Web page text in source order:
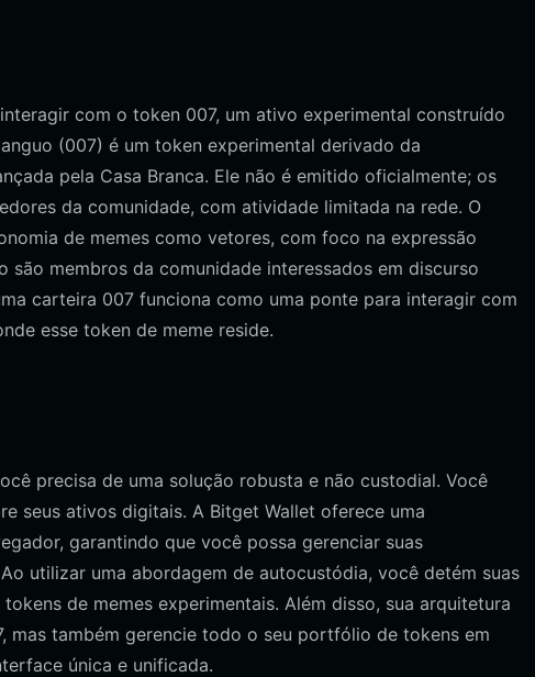
com o token 007, um ativo experimental construído
(007) é um token experimental derivado da
pela Casa Branca. Ele não é emitido oficialmente; os
da comunidade, com atividade limitada na rede. O
de memes como vetores, com foco na expressão
membros da comunidade interessados em discurso
carteira 007 funciona como uma ponte para interagir com
esse token de meme reside.
precisa de uma solução robusta e não custodial. Você
seus ativos digitais. A Bitget Wallet oferece uma
garantindo que você possa gerenciar suas
utilizar uma abordagem de autocustódia, você detém suas
de memes experimentais. Além disso, sua arquitetura
mas também gerencie todo o seu portfólio de tokens em
única e unificada.